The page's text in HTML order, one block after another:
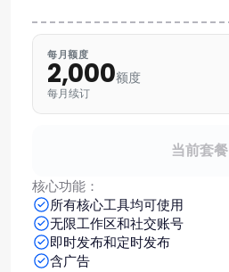
每月额度
2,000额度
每月续订
当前套餐
核心功能：
所有核心工具均可使用
无限工作区和社交账号
即时发布和定时发布
含广告